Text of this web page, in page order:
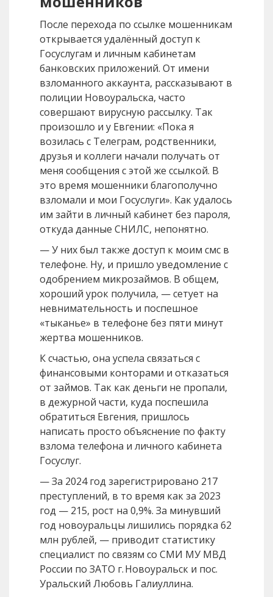
После перехода по ссылке мошенникам
открывается удалённый доступ к
Госуслугам и личным кабинетам
банковских приложений. От имени
взломанного аккаунта, рассказывают в
полиции Новоуральска, часто
совершают вирусную рассылку. Так
произошло и у Евгении: «Пока я
возилась с Телеграм, родственники,
друзья и коллеги начали получать от
меня сообщения с этой же ссылкой. В
это время мошенники благополучно
взломали и мои Госуслуги». Как удалось
им зайти в личный кабинет без пароля,
откуда данные СНИЛС, непонятно.
— У них был также доступ к моим смс в
телефоне. Ну, и пришло уведомление с
одобрением микрозаймов. В общем,
хороший урок получила, — сетует на
невнимательность и поспешное
«тыканье» в телефоне без пяти минут
жертва мошенников.
К счастью, она успела связаться с
финансовыми конторами и отказаться
от займов. Так как деньги не пропали,
в дежурной части, куда поспешила
обратиться Евгения, пришлось
написать просто объяснение по факту
взлома телефона и личного кабинета
Госуслуг.
— За 2024 год зарегистрировано 217
преступлений, в то время как за 2023
год — 215, рост на 0,9%. За минувший
год новоуральцы лишились порядка 62
млн рублей, — приводит статистику
специалист по связям со СМИ МУ МВД
России по ЗАТО г. Новоуральск и пос.
Уральский Любовь Галиуллина.